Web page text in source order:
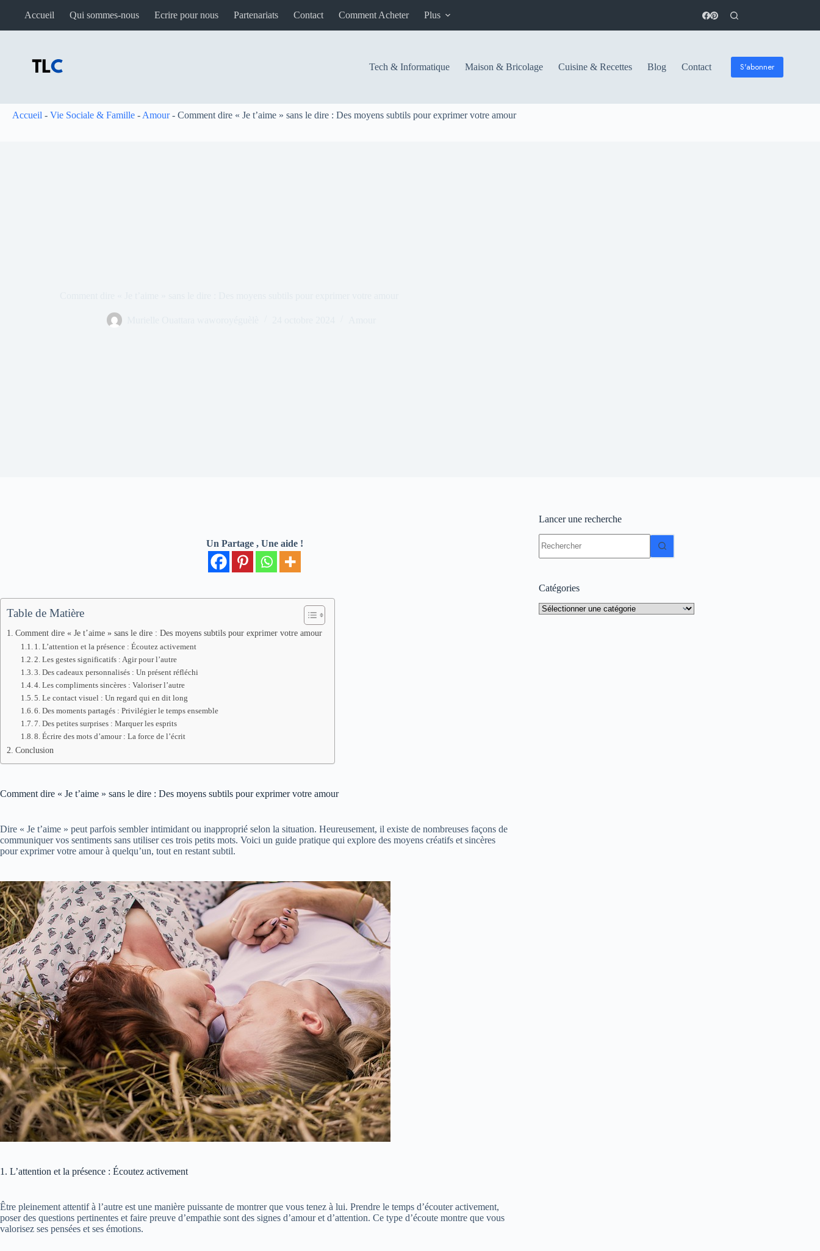
Accueil Qui sommes-nous Ecrire pour nous Partenariats Contact Comment Acheter Plus
Tech & Informatique Maison & Bricolage Cuisine & Recettes Blog Contact S'abonner
Accueil - Vie Sociale & Famille - Amour- Comment dire « Je t’aime » sans le dire : Des moyens subtils pour exprimer votre amour
Un Partage , Une aide !
Table de Matière
Comment dire « Je t’aime » sans le dire : Des moyens subtils pour exprimer votre amour
1. L’attention et la présence : Écoutez activement
2. Les gestes significatifs : Agir pour l’autre
3. Des cadeaux personnalisés : Un présent réfléchi
4. Les compliments sincères : Valoriser l’autre
5. Le contact visuel : Un regard qui en dit long
6. Des moments partagés : Privilégier le temps ensemble
7. Des petites surprises : Marquer les esprits
8. Écrire des mots d’amour : La force de l’écrit
Conclusion
Comment dire « Je t’aime » sans le dire : Des moyens subtils pour exprimer votre amour
Dire « Je t’aime » peut parfois sembler intimidant ou inapproprié selon la situation. Heureusement, il existe de nombreuses façons de
communiquer vos sentiments sans utiliser ces trois petits mots. Voici un guide pratique qui explore des moyens créatifs et sincères
pour exprimer votre amour à quelqu’un, tout en restant subtil.
1. L’attention et la présence : Écoutez activement
Être pleinement attentif à l’autre est une manière puissante de montrer que vous tenez à lui. Prendre le temps d’écouter activement,
poser des questions pertinentes et faire preuve d’empathie sont des signes d’amour et d’attention. Ce type d’écoute montre que vous
valorisez ses pensées et ses émotions​.
Lancer une recherche
résultat
Catégories
Catégories